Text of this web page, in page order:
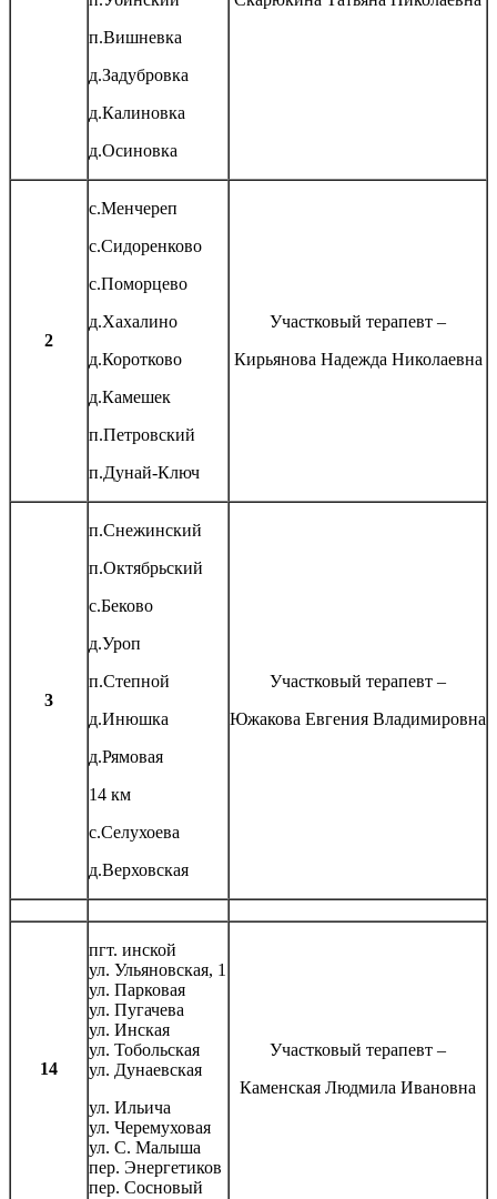
п.Вишневка
д.Задубровка
д.Калиновка
д.Осиновка
2
с.Менчереп
с.Сидоренково
с.Поморцево
д.Хахалино
д.Коротково
д.Камешек
п.Петровский
п.Дунай-Ключ
Участковый терапевт –
Кирьянова Надежда Николаевна
3
п.Снежинский
п.Октябрьский
с.Беково
д.Уроп
п.Степной
д.Инюшка
д.Рямовая
14 км
с.Селухоева
д.Верховская
Участковый терапевт –
Южакова Евгения Владимировна
14
пгт. инской
ул. Ульяновская, 1
ул. Парковая
ул. Пугачева
ул. Инская
ул. Тобольская
ул. Дунаевская
ул. Ильича
ул. Черемуховая
ул. С. Малыша
пер. Энергетиков
пер. Сосновый
Участковый терапевт –
Каменская Людмила Ивановна